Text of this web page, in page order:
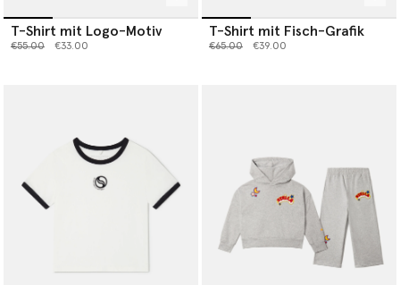
T-Shirt mit Logo-Motiv
Preis reduziert von
€55.00bis€33.00
T-Shirt mit Fisch-Grafik
Preis reduziert von
€65.00bis€39.00